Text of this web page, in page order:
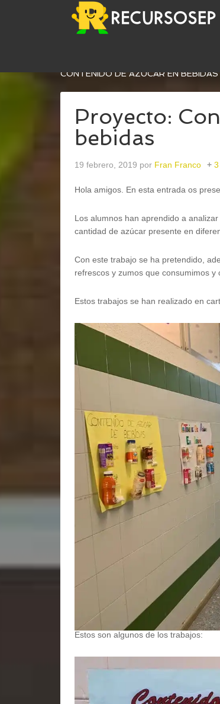
CONTENIDO DE AZÚCAR EN BEBIDAS
Proyecto:
bebidas
19 febrero, 2019 por Fran Franco
Hola amigos. En esta entrada os
Los alumnos han aprendido a
cantidad de azúcar presente en
Con este trabajo se ha pretendido,
refrescos y zumos que consumimos
Estos trabajos se han realizado en
Estos son algunos de los trabajos: